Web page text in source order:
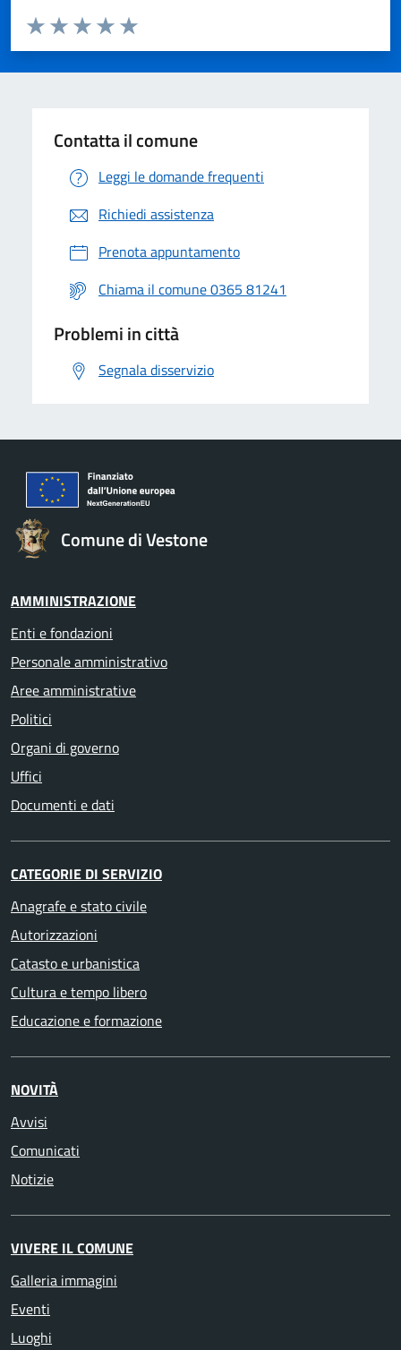
Valuta da 1 a 5 stelle la pagina
Valuta 5 stelle su 5
Valuta 4 stelle su 5
Valuta 3 stelle su 5
Valuta 2 stelle su 5
Valuta 1 stelle su 5
Contatta il comune
Leggi le domande frequenti
Richiedi assistenza
Prenota appuntamento
Chiama il comune 0365 81241
Problemi in città
Segnala disservizio
Comune di Vestone
AMMINISTRAZIONE
Enti e fondazioni
Personale amministrativo
Aree amministrative
Politici
Organi di governo
Uffici
Documenti e dati
CATEGORIE DI SERVIZIO
Anagrafe e stato civile
Autorizzazioni
Catasto e urbanistica
Cultura e tempo libero
Educazione e formazione
NOVITÀ
Avvisi
Comunicati
Notizie
VIVERE IL COMUNE
Galleria immagini
Eventi
Luoghi